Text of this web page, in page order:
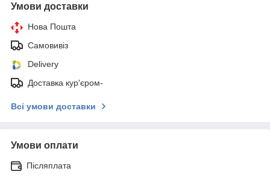
Умови доставки
Нова Пошта
Самовивіз
Delivery
Доставка кур'єром-
Всі умови доставки
Умови оплати
Післяплата